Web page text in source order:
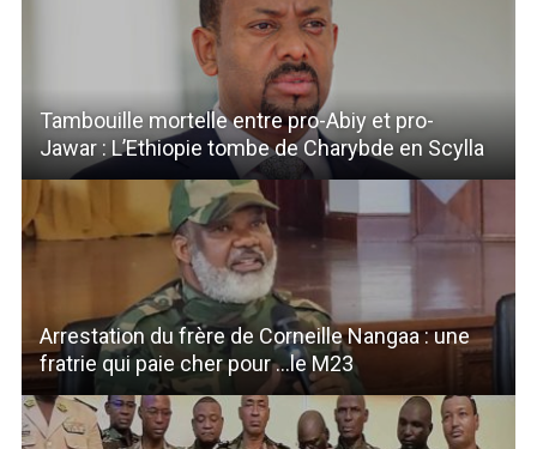
Tambouille mortelle entre pro-Abiy et pro-
Jawar : L’Ethiopie tombe de Charybde en Scylla
Arrestation du frère de Corneille Nangaa : une
fratrie qui paie cher pour …le M23